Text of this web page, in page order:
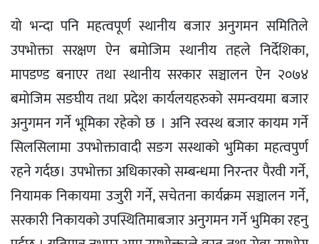
यो भन्दा पनि महत्वपूर्ण स्थानीय बजार अनुगमन समितिले
उपभोक्ता सरक्षण ऐन बमोजिम स्थानीय तहले निर्देशिका,
मापडण्ड बनाएर तथा स्थानीय सरकार सञ्चालन ऐन २०७४
बमोजिम सङघीय तथा प्रदेश कार्यलयहरुको समन्वयमा बजार
अनुगमन गर्ने भूमिका रहेको छ । अनि स्वस्थ बजार कायम गर्ने
सिलसिलामा उपभोक्तावादी सङग सस्थाको भुमिका महत्वपुर्ण
रहने गर्दछ। उपभोक्ता अधिकारको सम्बन्धमा निरन्तर पैरवी गर्ने,
नियामक निकायमा उजुरी गर्ने, सचेतना कार्यक्रम सञ्चालन गर्ने,
सरकारी निकायको उपस्थितिमाबजार अनुगमन गर्ने भुमिका रहनु